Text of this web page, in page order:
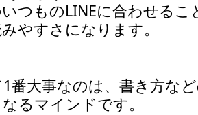
つものLINEに合わせるこ
やすさになります。
番大事なのは、書き方な
るマインドです。